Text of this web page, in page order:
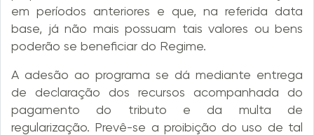
em períodos anteriores e que, na referida data
base, já não mais possuam tais valores ou bens
poderão se beneficiar do Regime.
A adesão ao programa se dá mediante entrega
de declaração dos recursos acompanhada do
pagamento do tributo e da multa de
regularização. Prevê-se a proibição do uso de tal